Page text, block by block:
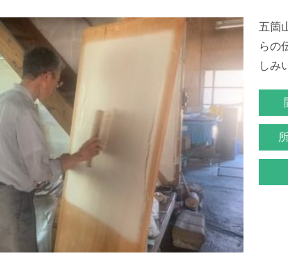
五箇
らの
しみ